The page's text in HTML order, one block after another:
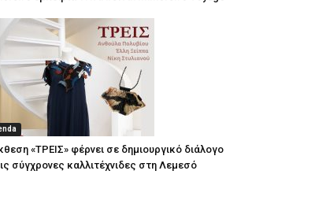
«ΤΡΕΙΣ» φέρνει σε δημιουργικό διάλογο
σύγχρονες καλλιτέχνιδες στη Λεμεσό